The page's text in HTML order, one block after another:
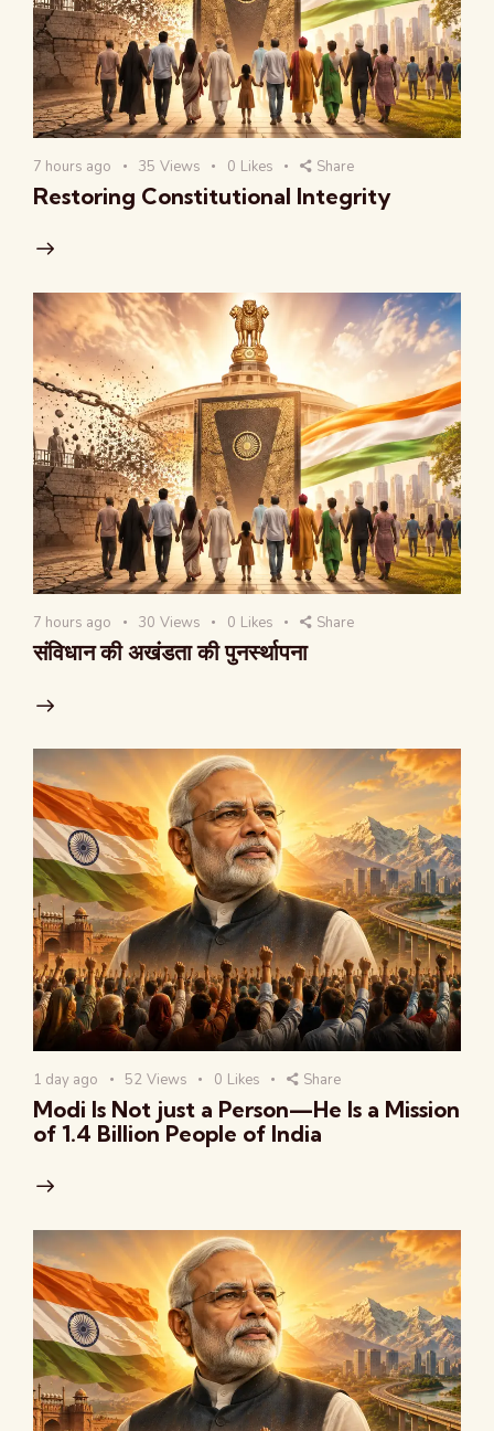
7 hours ago 35 Views 0 Likes Share
Restoring Constitutional Integrity
7 hours ago 30 Views 0 Likes Share
संविधान की अखंडता की पुनर्स्थापना
1 day ago 52 Views 0 Likes Share
Modi Is Not just a Person—He Is a Mission
of 1.4 Billion People of India